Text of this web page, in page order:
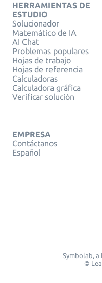
HERRAMIENTAS DE
ESTUDIO
Solucionador
Matemático de IA
AI Chat
Problemas populares
Hojas de trabajo
Hojas de referencia
Calculadoras
Calculadora gráfica
Verificar solución
EMPRESA
Contáctanos
Español
Symbolab, a
©